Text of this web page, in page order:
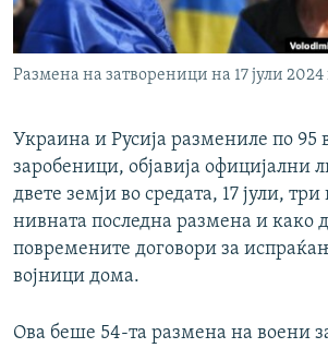
РСЕ веб страници
Размена на затвореници на 17 јули 2024
Украина и Русија размениле по 95
заробеници, објавија официјални
двете земји во средата, 17 јули,
нивната последна размена и како
повремените договори за
војници дома.
Ова беше 54-та размена на воени